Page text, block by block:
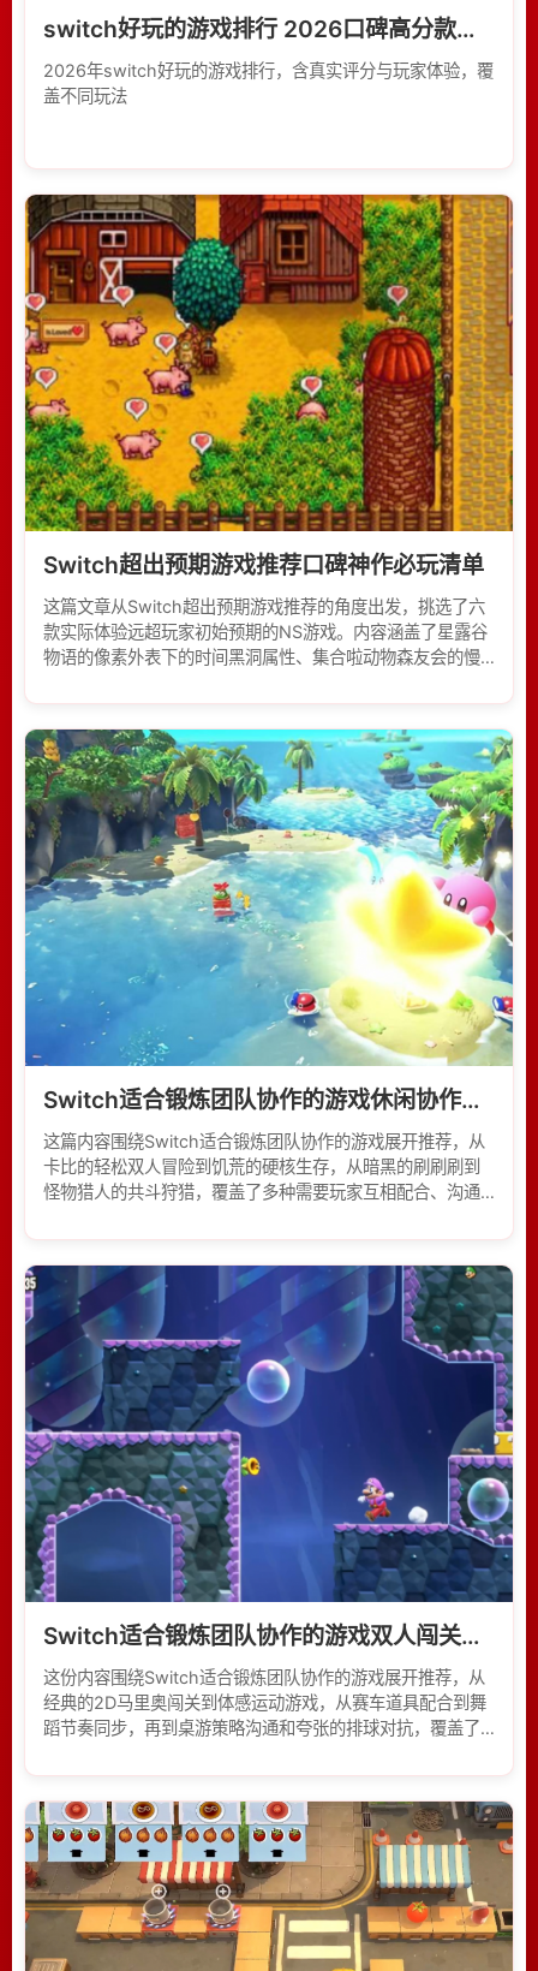
switch好玩的游戏排行 2026口碑高分款闭眼入
2026年switch好玩的游戏排行，含真实评分与玩家体验，覆
盖不同玩法
Switch超出预期游戏推荐口碑神作必玩清单
这篇文章从Switch超出预期游戏推荐的角度出发，挑选了六
款实际体验远超玩家初始预期的NS游戏。内容涵盖了星露谷
物语的像素外表下的时间黑洞属性、集合啦动物森友会的慢
遁3秩序篇的肉鸽玩法惊喜、异度神剑X终极版的机甲探索情
怀以及皇家骑士团重生的硬核战棋魅力。通过真实玩法解析
帮助玩家发现那些容易被低估的宝藏游戏。
Switch适合锻炼团队协作的游戏休闲协作合家欢
这篇内容围绕Switch适合锻炼团队协作的游戏展开推荐，从
卡比的轻松双人冒险到饥荒的硬核生存，从暗黑的刷刷刷到
怪物猎人的共斗狩猎，覆盖了多种需要玩家互相配合、沟通
点，为寻找NS多人同乐游戏的玩家提供参考。
Switch适合锻炼团队协作的游戏双人闯关默契配
这份内容围绕Switch适合锻炼团队协作的游戏展开推荐，从
经典的2D马里奥闯关到体感运动游戏，从赛车道具配合到舞
蹈节奏同步，再到桌游策略沟通和夸张的排球对抗，覆盖了
方式介绍了每款游戏的协作特点，为寻找多人同乐游戏的玩
家提供参考。